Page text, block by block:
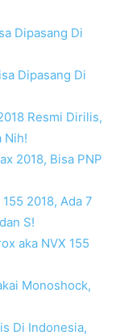
Dipasang Di
Dipasang Di
Resmi Dirilis,
Nih!
2018, Bisa PNP
2018, Ada 7
S!
aka NVX 155
Monoshock,
Di Indonesia,